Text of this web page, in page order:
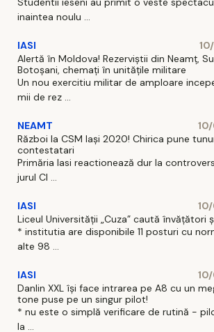
inaintea noulu ...
IASI
Alertă în Moldova! Rezerviștii din Neamț,
Botoșani, chemați în unitățile militare
Un nou exercitiu militar de amploare
mii de rez ...
NEAMT
Război la CSM Iași 2020! Chirica pune
contestatari
Primăria Iasi reactionează dur la
jurul Cl ...
IASI
Liceul Universității „Cuza” caută învățători
* institutia are disponibile 11 posturi cu
alte 98 ...
IASI
Danlin XXL își face intrarea pe A8 cu un
tone puse pe un singur pilot!
* nu este o simplă verificare de rutină -
la ...